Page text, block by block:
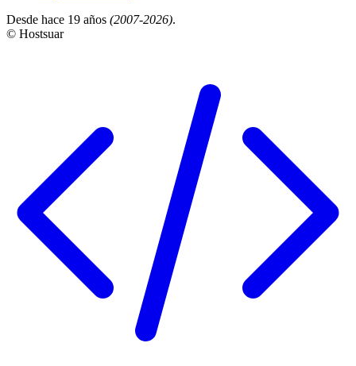
Desde hace 19 años (2007-2026).
© Hostsuar